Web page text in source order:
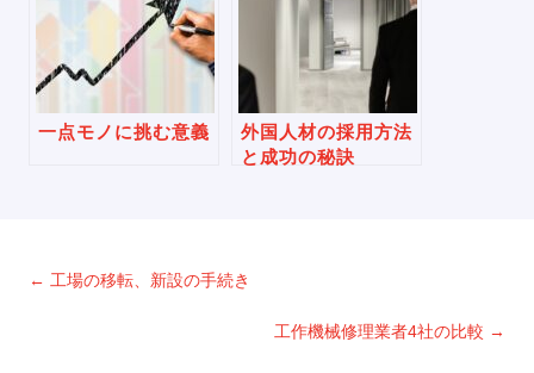
一点モノに挑む意義
外国人材の採用方法
と成功の秘訣
← 工場の移転、新設の手続き
工作機械修理業者4社の比較 →